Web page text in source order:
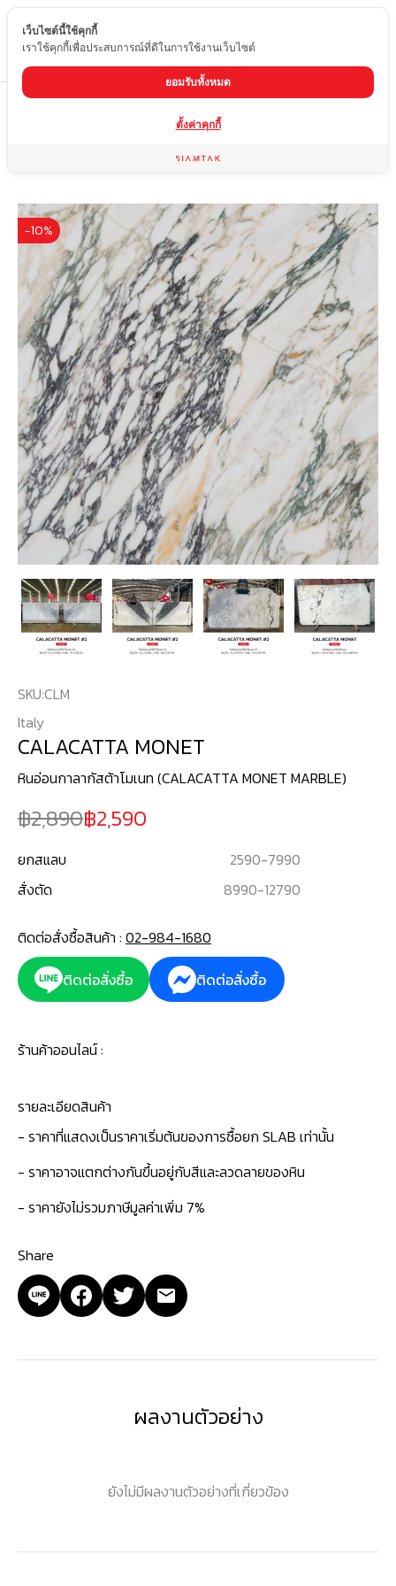
TH
หินอ่อน CALACATTA MONET
-10%
SKU:CLM
Italy
CALACATTA MONET
หินอ่อนกาลากัสต้าโมเนท (CALACATTA MONET MARBLE)
2,890 2,590
ยกสแลบ 2590-7990
สั่งตัด
8990-12790
ติดต่อสั่งซื้อสินค้า : 02-984-1680
ติดต่อสั่งซื้อ
ติดต่อสั่งซื้อ
ร้านค้าออนไลน์ :
รายละเอียดสินค้า
- ราคาที่แสดงเป็นราคาเริ่มต้นของการซื้อยก SLAB เท่านั้น
- ราคาอาจแตกต่างกันขึ้นอยู่กับสีและลวดลายของหิน
- ราคายังไม่รวมภาษีมูลค่าเพิ่ม 7%
Share
ผลงานตัวอย่าง
ยังไม่มีผลงานตัวอย่างที่เกี่ยวข้อง
เว็บไซต์นี้ใช้คุกกี้
เราใช้คุกกี้เพื่อประสบการณ์ที่ดีในการใช้งานเว็บไซต์
ยอมรับทั้งหมด
ตั้งค่าคุกกี้